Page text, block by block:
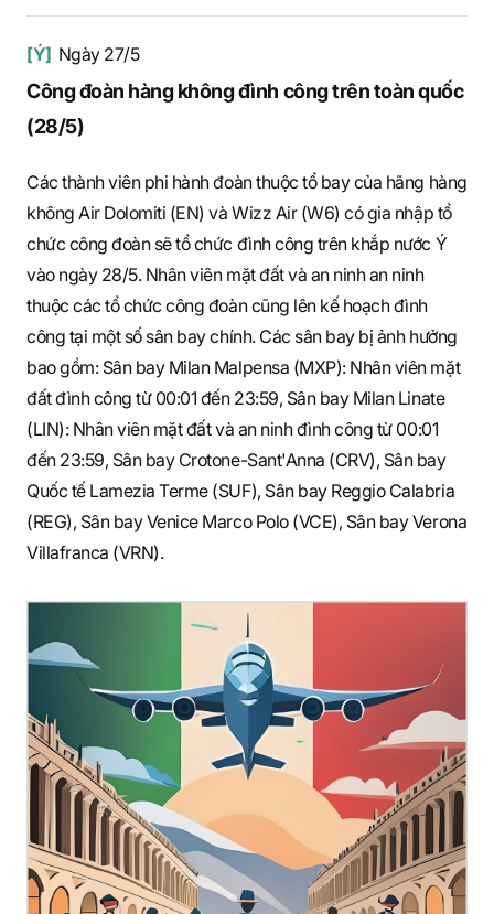
[Ý] Ngày 27/5
Công đoàn hàng không đình công trên toàn quốc
(28/5)
Các thành viên phi hành đoàn thuộc tổ bay của hãng hàng
không Air Dolomiti (EN) và Wizz Air (W6) có gia nhập tổ
chức công đoàn sẽ tổ chức đình công trên khắp nước Ý
vào ngày 28/5. Nhân viên mặt đất và an ninh an ninh
thuộc các tổ chức công đoàn cũng lên kế hoạch đình
công tại một số sân bay chính. Các sân bay bị ảnh hưởng
bao gồm: Sân bay Milan Malpensa (MXP): Nhân viên mặt
đất đình công từ 00:01 đến 23:59, Sân bay Milan Linate
(LIN): Nhân viên mặt đất và an ninh đình công từ 00:01
đến 23:59, Sân bay Crotone-Sant'Anna (CRV), Sân bay
Quốc tế Lamezia Terme (SUF), Sân bay Reggio Calabria
(REG), Sân bay Venice Marco Polo (VCE), Sân bay Verona
Villafranca (VRN).